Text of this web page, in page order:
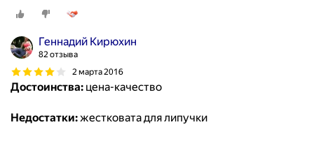
Геннадий Кирюхин
82 отзыва
2 марта 2016
Достоинства: цена-качество
Недостатки:жестковата для липучки